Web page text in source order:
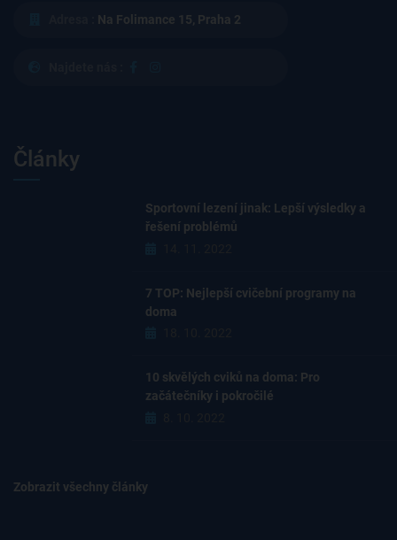
Na Folimance 15, Praha 2
Články
Sportovní lezení jinak: Lepší výsledky a
řešení problémů
7 TOP: Nejlepší cvičební programy na
doma
10 skvělých cviků na doma: Pro
začátečníky i pokročilé
Zobrazit všechny články